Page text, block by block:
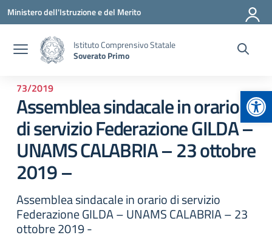
Vai ai contenuti
Vai al menu di navigazione
Vai al footer
Ministero dell'Istruzione e del Merito
Istituto Comprensivo Statale
Soverato Primo
73/2019
Assemblea sindacale in orario
di servizio Federazione GILDA –
UNAMS CALABRIA – 23 ottobre
2019 –
Assemblea sindacale in orario di servizio
Federazione GILDA – UNAMS CALABRIA – 23
ottobre 2019 -